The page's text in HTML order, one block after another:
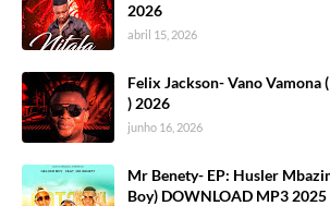
2026
abril 15, 2026
Felix Jackson- Vano Vamona
) 2026
junho 16, 2026
Mr Benety- EP: Husler
Boy) DOWNLOAD MP3 2025